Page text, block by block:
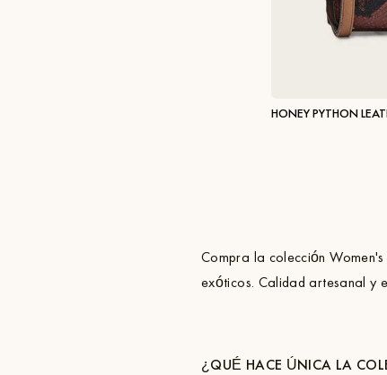
HONEY PYTHON
Compra la colección
exóticos. Calidad artesanal y
¿QUÉ HACE ÚNICA LA